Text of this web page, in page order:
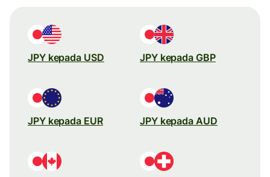
JPY kepada USD JPY kepada GBP
JPY kepada EUR JPY kepada AUD